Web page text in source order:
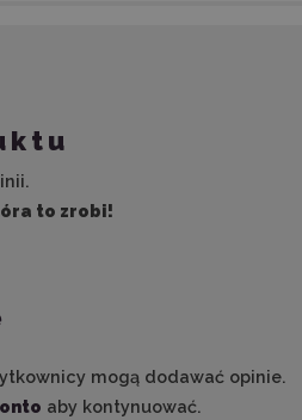
to zrobi!
mogą dodawać opinie.
aby kontynuować.